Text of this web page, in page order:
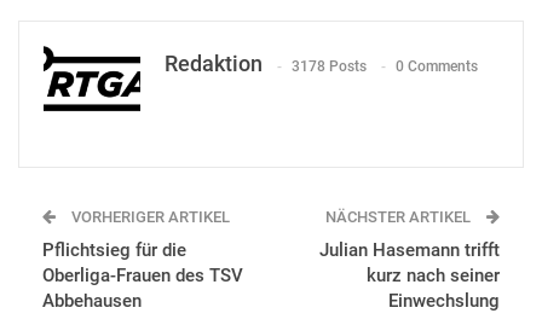
Redaktion 3178 Posts 0 Comments
VORHERIGER ARTIKEL
Pflichtsieg für die
Oberliga-Frauen des TSV
Abbehausen
NÄCHSTER ARTIKEL
Julian Hasemann trifft
kurz nach seiner
Einwechslung